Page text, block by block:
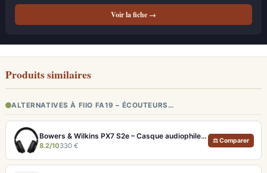
Voir la fiche →
Produits similaires
ALTERNATIVES À FIIO FA19 – ÉCOUTEURS…
Bowers & Wilkins PX7 S2e – Casque audiophile sans fil ANC 30h
8.2/10330 €
⚖ Comparer